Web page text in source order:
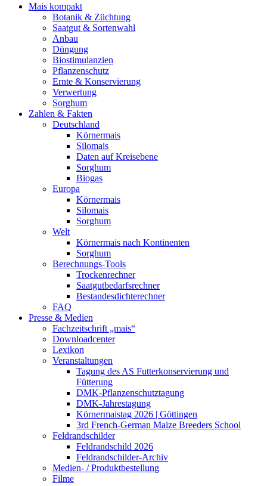
Mais kompakt
Botanik & Züchtung
Saatgut & Sortenwahl
Anbau
Düngung
Biostimulanzien
Pflanzenschutz
Ernte & Konservierung
Verwertung
Sorghum
Zahlen & Fakten
Deutschland
Körnermais
Silomais
Daten auf Kreisebene
Sorghum
Biogas
Europa
Körnermais
Silomais
Sorghum
Welt
Körnermais nach Kontinenten
Sorghum
Berechnungs-Tools
Trockenrechner
Saatgutbedarfsrechner
Bestandesdichterechner
FAQ
Presse & Medien
Fachzeitschrift „mais“
Downloadcenter
Lexikon
Veranstaltungen
Tagung des AS Futterkonservierung und
Fütterung
DMK-Pflanzenschutztagung
DMK-Jahrestagung
Körnermaistag 2026 | Göttingen
3rd French-German Maize Breeders School
Feldrandschilder
Feldrandschild 2026
Feldrandschilder-Archiv
Medien- / Produktbestellung
Filme